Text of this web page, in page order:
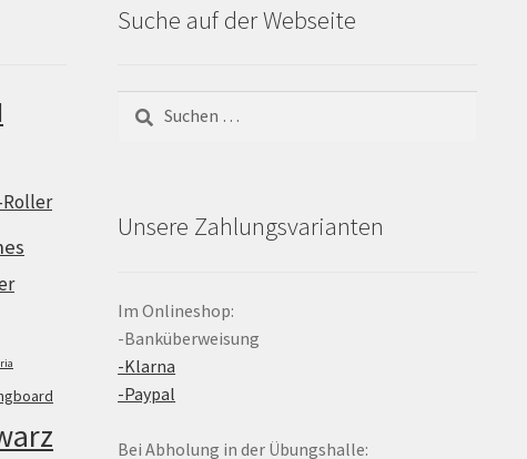
Roller
Suche auf der Webseite
nach:
Unsere Zahlungsvarianten
Im Onlineshop:
-Banküberweisung
-Klarna
-Paypal
Bei Abholung in der Übungshalle: